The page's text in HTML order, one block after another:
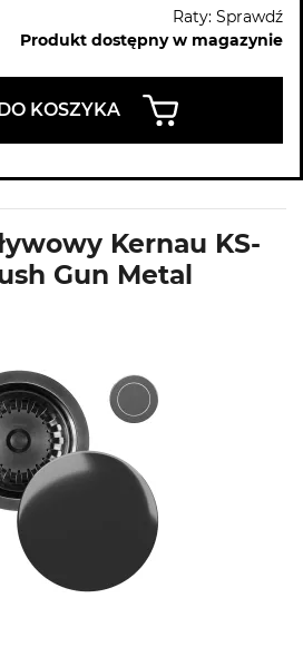
Raty: Sprawdź
Produkt dostępny w magazynie
KOSZYKA
Kernau KS-
Gun Metal